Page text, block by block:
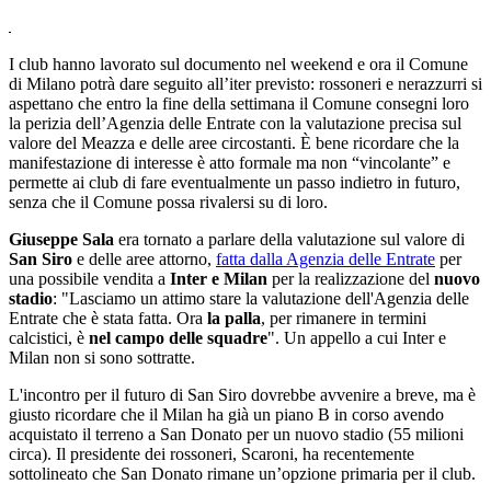
I club hanno lavorato sul documento nel weekend e ora il Comune
di Milano potrà dare seguito all’iter previsto: rossoneri e nerazzurri si
aspettano che entro la fine della settimana il Comune consegni loro
la perizia dell’Agenzia delle Entrate con la valutazione precisa sul
valore del Meazza e delle aree circostanti. È bene ricordare che la
manifestazione di interesse è atto formale ma non “vincolante” e
permette ai club di fare eventualmente un passo indietro in futuro,
senza che il Comune possa rivalersi su di loro.
Giuseppe Sala era tornato a parlare della valutazione sul valore di
San Siro e delle aree attorno, fatta dalla Agenzia delle Entrate per
una possibile vendita a Inter e Milan per la realizzazione del nuovo
stadio: "Lasciamo un attimo stare la valutazione dell'Agenzia delle
Entrate che è stata fatta. Ora la palla, per rimanere in termini
calcistici, è nel campo delle squadre". Un appello a cui Inter e
Milan non si sono sottratte.
L'incontro per il futuro di San Siro dovrebbe avvenire a breve, ma è
giusto ricordare che il Milan ha già un piano B in corso avendo
acquistato il terreno a San Donato per un nuovo stadio (55 milioni
circa). Il presidente dei rossoneri, Scaroni, ha recentemente
sottolineato che San Donato rimane un’opzione primaria per il club.